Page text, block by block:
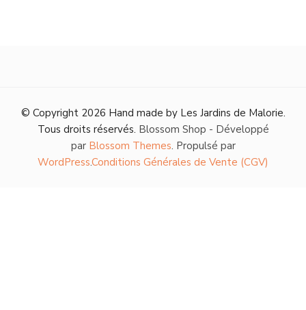
© Copyright 2026 Hand made by Les Jardins de Malorie.
Tous droits réservés. Blossom Shop - Développé
par Blossom Themes. Propulsé par
WordPress.Conditions Générales de Vente (CGV)